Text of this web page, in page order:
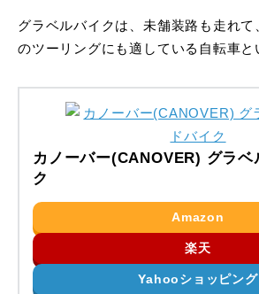
グラベルバイクは、未舗装路も走れて
のツーリングにも適している自転車と
カノーバー(CANOVER) グラベ
ク
Amazon
楽天
Yahooショッピング